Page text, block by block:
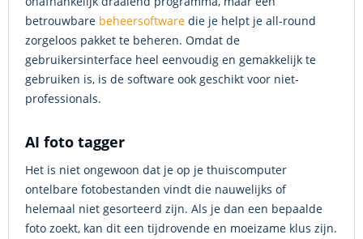
betrouwbare beheersoftware die je helpt je all-round
zorgeloos pakket te beheren. Omdat de
gebruikersinterface heel eenvoudig en gemakkelijk te
gebruiken is, is de software ook geschikt voor niet-
professionals.
AI foto tagger
Het is niet ongewoon dat je op je thuiscomputer
ontelbare fotobestanden vindt die nauwelijks of
helemaal niet gesorteerd zijn. Als je dan een bepaalde
foto zoekt, kan dit een tijdrovende en moeizame klus zijn.